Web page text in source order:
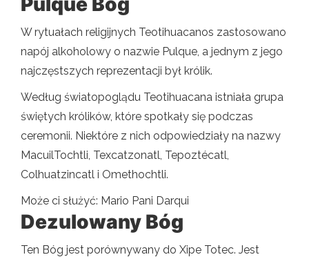
W rytuałach religijnych Teotihuacanos zastosowano
napój alkoholowy o nazwie Pulque, a jednym z jego
najczęstszych reprezentacji był królik.
Według światopoglądu Teotihuacana istniała grupa
świętych królików, które spotkały się podczas
ceremonii. Niektóre z nich odpowiedziały na nazwy
MacuilTochtli, Texcatzonatl, Tepoztécatl,
Colhuatzincatl i Omethochtli.
Może ci służyć: Mario Pani Darqui
Dezulowany Bóg
Ten Bóg jest porównywany do Xipe Totec. Jest